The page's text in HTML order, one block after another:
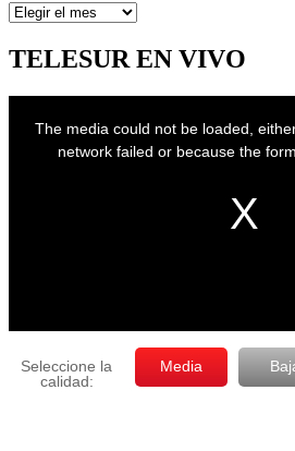
Artículos
mes
TELESUR EN VIVO